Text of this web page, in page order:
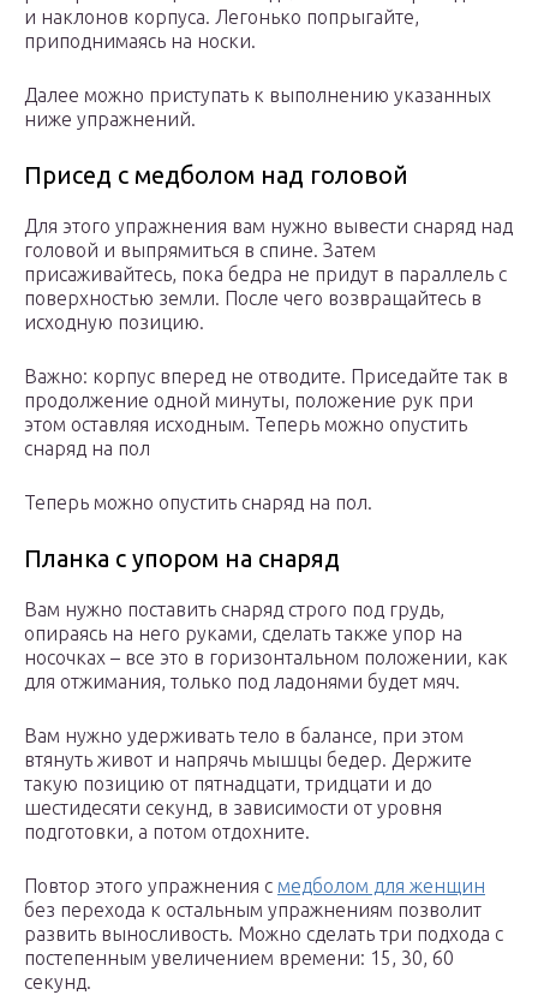
и наклонов корпуса. Легонько попрыгайте,
приподнимаясь на носки.
Далее можно приступать к выполнению указанных
ниже упражнений.
Присед с медболом над головой
Для этого упражнения вам нужно вывести снаряд над
головой и выпрямиться в спине. Затем
присаживайтесь, пока бедра не придут в параллель с
поверхностью земли. После чего возвращайтесь в
исходную позицию.
Важно: корпус вперед не отводите. Приседайте так в
продолжение одной минуты, положение рук при
этом оставляя исходным. Теперь можно опустить
снаряд на пол
Теперь можно опустить снаряд на пол.
Планка с упором на снаряд
Вам нужно поставить снаряд строго под грудь,
опираясь на него руками, сделать также упор на
носочках – все это в горизонтальном положении, как
для отжимания, только под ладонями будет мяч.
Вам нужно удерживать тело в балансе, при этом
втянуть живот и напрячь мышцы бедер. Держите
такую позицию от пятнадцати, тридцати и до
шестидесяти секунд, в зависимости от уровня
подготовки, а потом отдохните.
Повтор этого упражнения с медболом для женщин
без перехода к остальным упражнениям позволит
развить выносливость. Можно сделать три подхода с
постепенным увеличением времени: 15, 30, 60
секунд.